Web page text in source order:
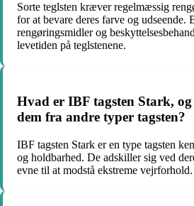
Sorte teglsten kræver regelmæssig
for at bevare deres farve og udseende.
rengøringsmidler og
levetiden på teglstenene.
Hvad er IBF tagsten Stark,
dem fra andre typer tagsten?
IBF tagsten Stark er en type tagsten
og holdbarhed. De adskiller sig ved
evne til at modstå ekstreme vejrforhold.